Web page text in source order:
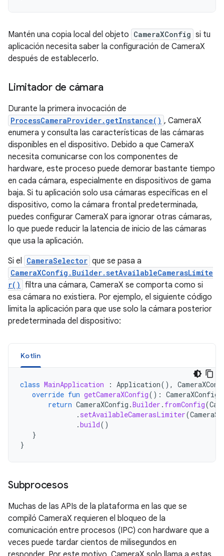
Mantén una copia local del objeto CameraXConfig si tu
aplicación necesita saber la configuración de CameraX
después de establecerlo.
Limitador de cámara
Durante la primera invocación de
ProcessCameraProvider.getInstance() , CameraX
enumera y consulta las características de las cámaras
disponibles en el dispositivo. Debido a que CameraX
necesita comunicarse con los componentes de
hardware, este proceso puede demorar bastante tiempo
en cada cámara, especialmente en dispositivos de gama
baja. Si tu aplicación solo usa cámaras específicas en el
dispositivo, como la cámara frontal predeterminada,
puedes configurar CameraX para ignorar otras cámaras,
lo que puede reducir la latencia de inicio de las cámaras
que usa la aplicación.
Si el CameraSelector que se pasa a
CameraXConfig.Builder.setAvailableCamerasLimite
r() filtra una cámara, CameraX se comporta como si
esa cámara no existiera. Por ejemplo, el siguiente código
limita la aplicación para que use solo la cámara posterior
predeterminada del dispositivo:
Kotlin
class MainApplication : Application(),
override fun getCameraXConfig(): CameraXConfig
return CameraXConfig .Builder . fromConfig(
. setAvailableCamerasLimiter(
.build()
}
}
Subprocesos
Muchas de las APIs de la plataforma en las que se
compiló CameraX requieren el bloqueo de la
comunicación entre procesos (IPC) con hardware que a
veces puede tardar cientos de milisegundos en